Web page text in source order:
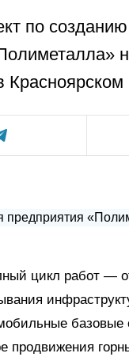
по
Красноярском
цикл работ —
базовые
продвижения